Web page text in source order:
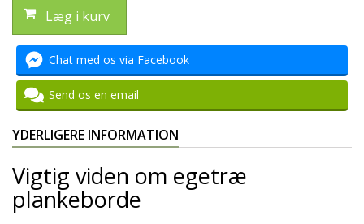
Læg i kurv
Chat med os via Facebook
Send os en email
YDERLIGERE INFORMATION
Vigtig viden om egetræ
plankeborde